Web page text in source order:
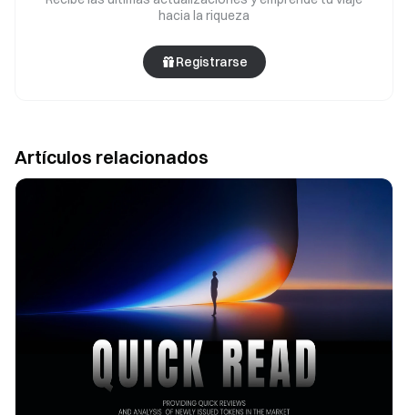
hacia la riqueza
Registrarse
Artículos relacionados